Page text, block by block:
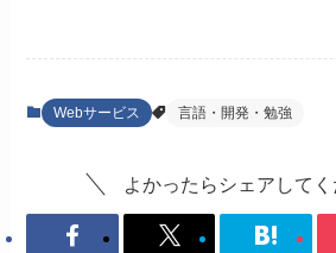
Webサービス 言語・開発・勉強
よかったらシェアしてく